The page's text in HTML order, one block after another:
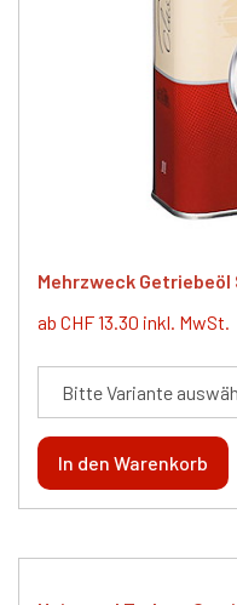
Mehrzweck Getriebeöl
ab CHF 13.30 inkl. MwSt.